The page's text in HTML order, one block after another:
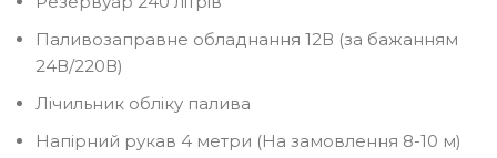
Паливозаправне обладнання 12В (за бажанням
24В/220В)
Лічильник обліку палива
Напірний рукав 4 метри (На замовлення 8-10 м)